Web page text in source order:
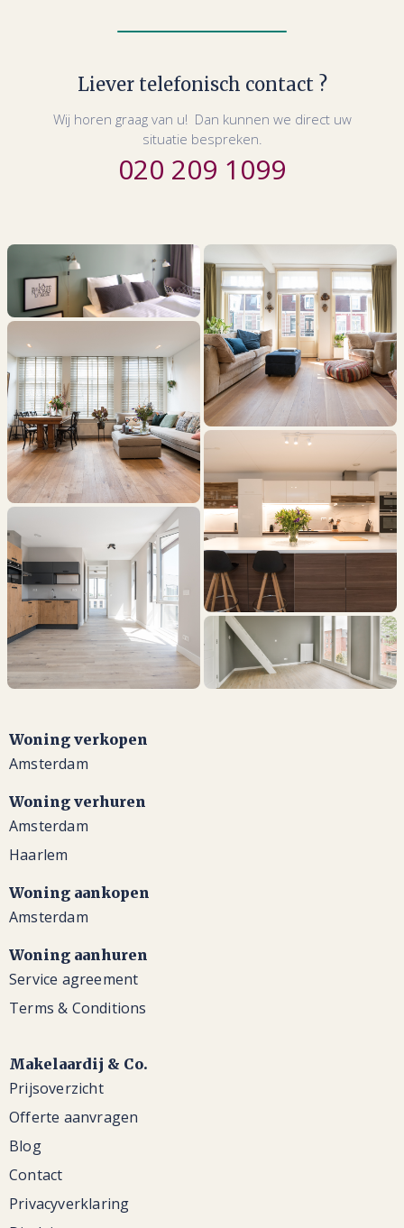
Liever telefonisch contact ?
Wij horen graag van u! Dan kunnen we direct uw
situatie bespreken.
020 209 1099
Woning verkopen
Amsterdam
Woning verhuren
Amsterdam
Haarlem
Woning aankopen
Amsterdam
Woning aanhuren
Service agreement
Terms & Conditions
Makelaardij & Co.
Prijsoverzicht
Offerte aanvragen
Blog
Contact
Privacyverklaring